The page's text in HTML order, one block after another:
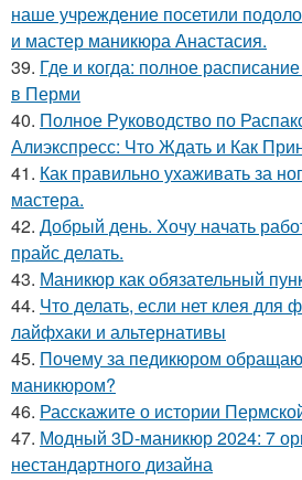
наше учреждение посетили
и мастер маникюра Анастасия.
39. Где и когда: полное
в Перми
40. Полное Руководство по
Алиэкспресс: Что Ждать и Как
41. Как правильно ухаживать за
мастера.
42. Добрый день. Хочу начать
прайс делать.
43. Маникюр как oбязательный
44. Что делать, если нет клея для
лайфхаки и альтернативы
45. Почему за педикюром
маникюром?
46. Расскажите о истории
47. Модный 3D-маникюр 2024: 7
нестандартного дизайна